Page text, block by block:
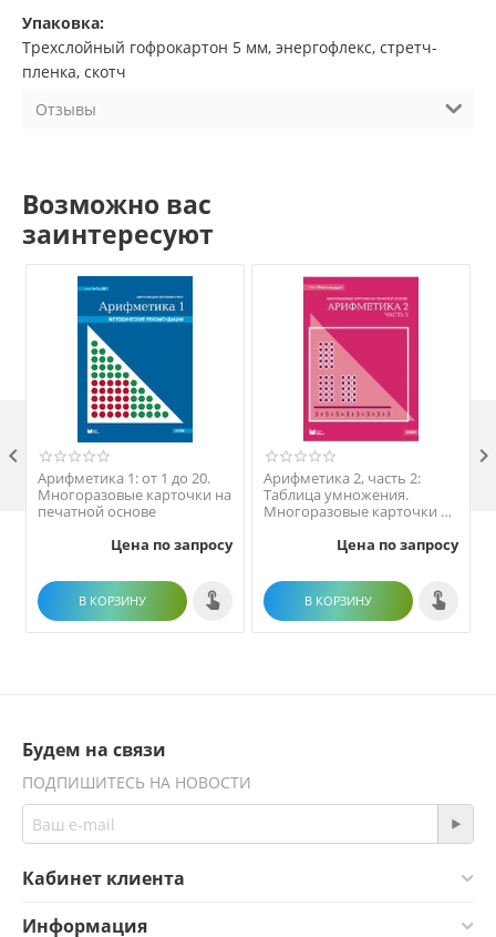
Упаковка:
Трехслойный гофрокартон 5 мм, энергофлекс, стретч-
пленка, скотч
Отзывы
Возможно вас
заинтересуют
Арифметика 1: от 1 до 20.
Многоразовые карточки на
печатной основе
Цена по запросу
В КОРЗИНУ
Арифметика 2, часть 2:
Таблица умножения.
Многоразовые карточки на
Цена по запросу
В КОРЗИНУ
 
Будем на связи
ПОДПИШИТЕСЬ НА НОВОСТИ
Кабинет клиента
Информация